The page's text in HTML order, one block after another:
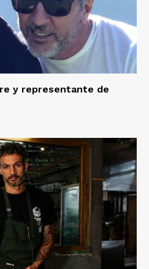
y representante de